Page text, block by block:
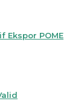
Ekspor POME